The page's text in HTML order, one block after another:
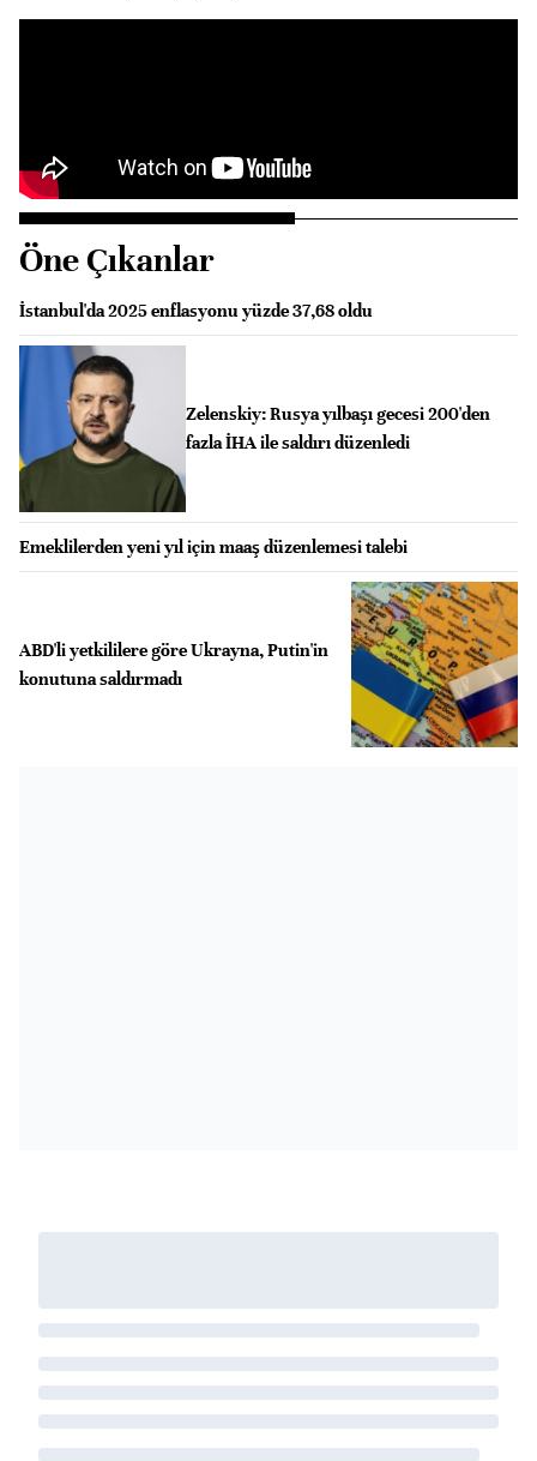
Öne Çıkanlar
İstanbul'da 2025 enflasyonu yüzde 37,68 oldu
Zelenskiy: Rusya yılbaşı gecesi 200'den
fazla İHA ile saldırı düzenledi
Emeklilerden yeni yıl için maaş düzenlemesi talebi
ABD'li yetkililere göre Ukrayna, Putin'in
konutuna saldırmadı